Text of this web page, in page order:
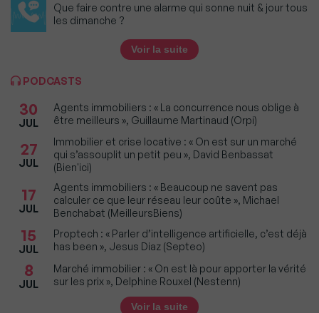
Que faire contre une alarme qui sonne nuit & jour tous
les dimanche ?
Voir la suite
PODCASTS
30
JUL
Agents immobiliers : « La concurrence nous oblige à
être meilleurs », Guillaume Martinaud (Orpi)
27
JUL
Immobilier et crise locative : « On est sur un marché
qui s’assouplit un petit peu », David Benbassat
(Bien'ici)
17
JUL
Agents immobiliers : « Beaucoup ne savent pas
calculer ce que leur réseau leur coûte », Michael
Benchabat (MeilleursBiens)
15
JUL
Proptech : « Parler d’intelligence artificielle, c’est déjà
has been », Jesus Diaz (Septeo)
8
JUL
Marché immobilier : « On est là pour apporter la vérité
sur les prix », Delphine Rouxel (Nestenn)
Voir la suite